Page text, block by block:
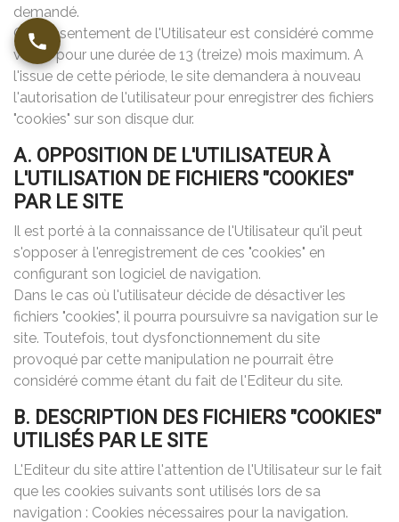
demandé.
Ce consentement de l'Utilisateur est considéré comme
valide pour une durée de 13 (treize) mois maximum. A
l'issue de cette période, le site demandera à nouveau
l'autorisation de l'utilisateur pour enregistrer des fichiers
"cookies" sur son disque dur.
A. OPPOSITION DE L'UTILISATEUR À
L'UTILISATION DE FICHIERS "COOKIES"
PAR LE SITE
Il est porté à la connaissance de l'Utilisateur qu'il peut
s'opposer à l'enregistrement de ces "cookies" en
configurant son logiciel de navigation.
Dans le cas où l'utilisateur décide de désactiver les
fichiers "cookies", il pourra poursuivre sa navigation sur le
site. Toutefois, tout dysfonctionnement du site
provoqué par cette manipulation ne pourrait être
considéré comme étant du fait de l'Editeur du site.
B. DESCRIPTION DES FICHIERS "COOKIES"
UTILISÉS PAR LE SITE
L'Editeur du site attire l'attention de l'Utilisateur sur le fait
que les cookies suivants sont utilisés lors de sa
navigation : Cookies nécessaires pour la navigation.